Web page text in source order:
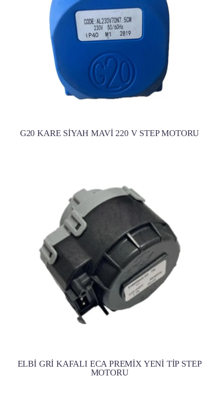
G20 KARE SİYAH MAVİ 220 V STEP MOTORU
ELBİ GRİ KAFALI ECA PREMİX YENİ TİP STEP
MOTORU